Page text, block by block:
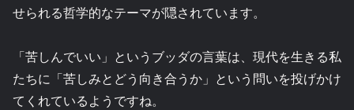
せられる哲学的なテーマが隠されています。
「苦しんでいい」というブッダの言葉は、現代を生きる私
たちに「苦しみとどう向き合うか」という問いを投げかけ
てくれているようですね。